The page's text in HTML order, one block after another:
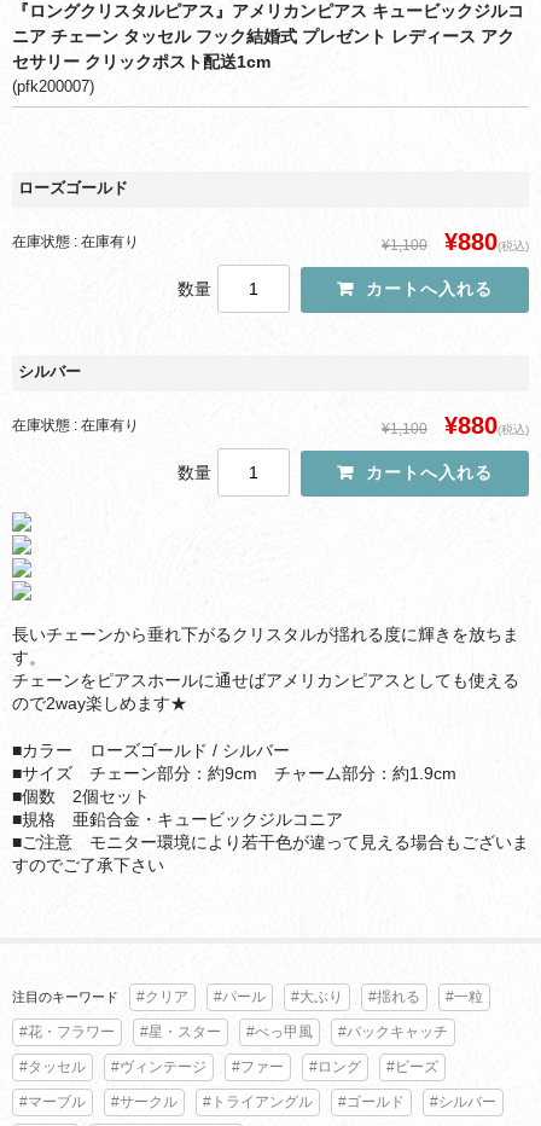
『ロングクリスタルピアス』アメリカンピアス キュービックジルコ
ニア チェーン タッセル フック結婚式 プレゼント レディース アク
セサリー クリックポスト配送1cm
(pfk200007)
ローズゴールド
在庫状態 : 在庫有り ¥1,100 ¥880(税込)
数量
シルバー
在庫状態 : 在庫有り ¥1,100 ¥880(税込)
数量
長いチェーンから垂れ下がるクリスタルが揺れる度に輝きを放ちま
す。
チェーンをピアスホールに通せばアメリカンピアスとしても使える
ので2way楽しめます★
■カラー ローズゴールド / シルバー
■サイズ チェーン部分：約9cm チャーム部分：約1.9cm
■個数 2個セット
■規格 亜鉛合金・キュービックジルコニア
■ご注意 モニター環境により若干色が違って見える場合もございま
すのでご了承下さい
注目のキーワード #クリア #パール #大ぶり #揺れる #一粒
#花・フラワー #星・スター #べっ甲風 #バックキャッチ
#タッセル #ヴィンテージ #ファー #ロング #ビーズ
#マーブル #サークル #トライアングル #ゴールド #シルバー